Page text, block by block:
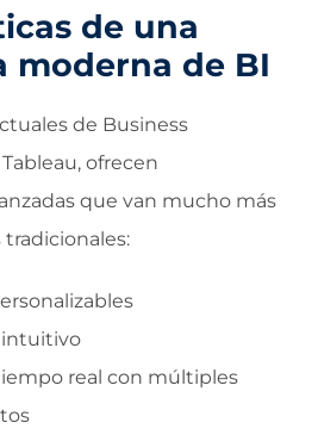
de una
moderna de BI
de Business
ofrecen
que van mucho más
tradicionales:
intuitivo
real con múltiples